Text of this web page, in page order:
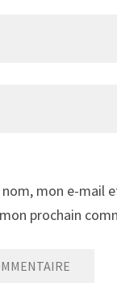
mon e-mail
prochain